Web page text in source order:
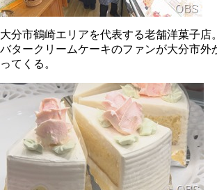
大分市鶴崎エリアを代表する老舗洋菓子店。
バタークリームケーキのファンが大分市外
ってくる。